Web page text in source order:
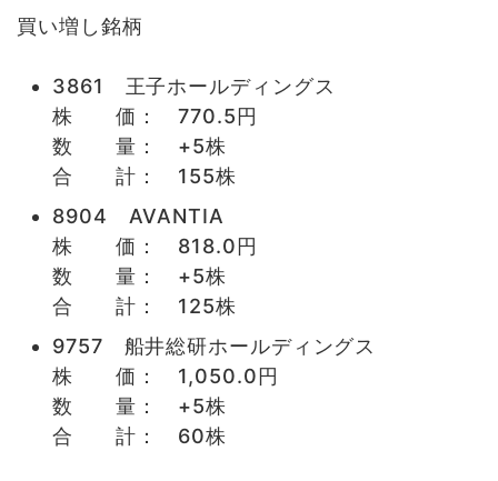
買い増し銘柄
3861 王子ホールディングス
株 価： 770.5円
数 量： +5株
合 計： 155株
8904 AVANTIA
株 価： 818.0円
数 量： +5株
合 計： 125株
9757 船井総研ホールディングス
株 価： 1,050.0円
数 量： +5株
合 計： 60株